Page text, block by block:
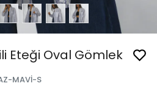
Eteği Oval Gömlek
MAVİ-S